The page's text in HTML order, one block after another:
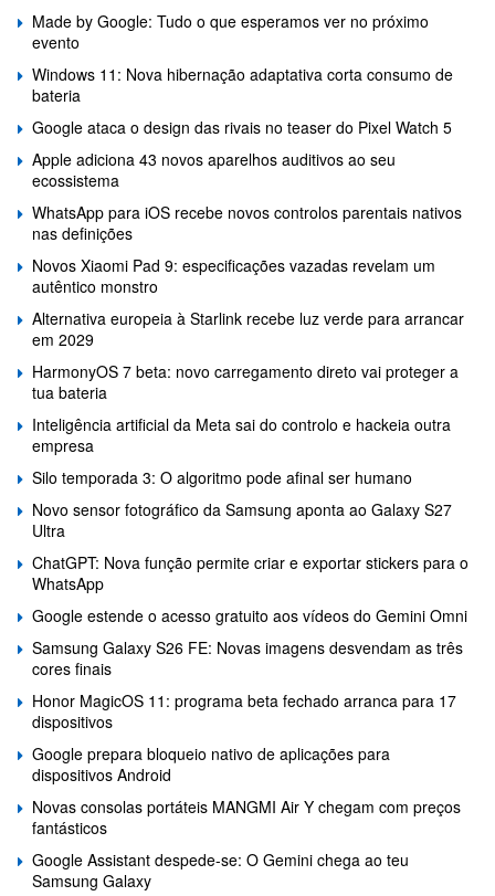
Made by Google: Tudo o que esperamos ver no próximo
evento
Windows 11: Nova hibernação adaptativa corta consumo de
bateria
Google ataca o design das rivais no teaser do Pixel Watch 5
Apple adiciona 43 novos aparelhos auditivos ao seu
ecossistema
WhatsApp para iOS recebe novos controlos parentais nativos
nas definições
Novos Xiaomi Pad 9: especificações vazadas revelam um
autêntico monstro
Alternativa europeia à Starlink recebe luz verde para arrancar
em 2029
HarmonyOS 7 beta: novo carregamento direto vai proteger a
tua bateria
Inteligência artificial da Meta sai do controlo e hackeia outra
empresa
Silo temporada 3: O algoritmo pode afinal ser humano
Novo sensor fotográfico da Samsung aponta ao Galaxy S27
Ultra
ChatGPT: Nova função permite criar e exportar stickers para o
WhatsApp
Google estende o acesso gratuito aos vídeos do Gemini Omni
Samsung Galaxy S26 FE: Novas imagens desvendam as três
cores finais
Honor MagicOS 11: programa beta fechado arranca para 17
dispositivos
Google prepara bloqueio nativo de aplicações para
dispositivos Android
Novas consolas portáteis MANGMI Air Y chegam com preços
fantásticos
Google Assistant despede-se: O Gemini chega ao teu
Samsung Galaxy